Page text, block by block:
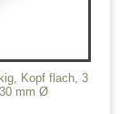
Kopf flach, 3
mm Ø